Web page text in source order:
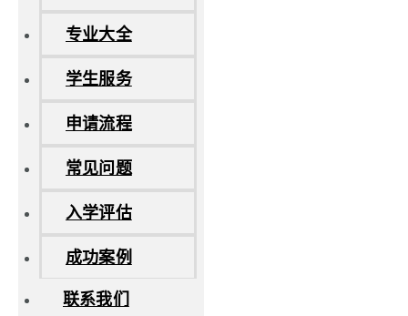
专业大全
学生服务
申请流程
常见问题
入学评估
成功案例
联系我们